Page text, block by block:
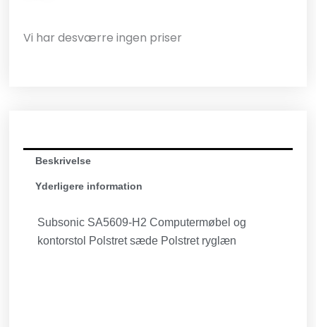
Vi har desværre ingen priser
Beskrivelse
Yderligere information
Subsonic SA5609-H2 Computermøbel og
kontorstol Polstret sæde Polstret ryglæn